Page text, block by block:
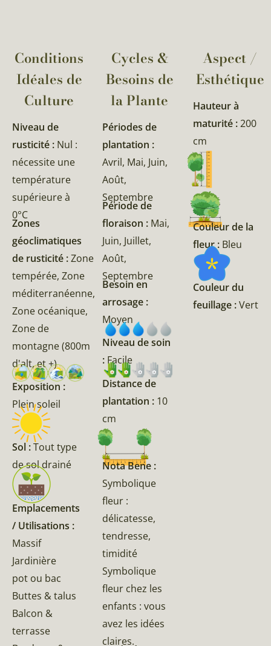
Conditions
Idéales de
Culture
Niveau de
rusticité : Nul :
nécessite une
température
supérieure à
0°C
Zones
géoclimatiques
de rusticité :Zone
tempérée, Zone
méditerranéenne,
Zone océanique,
Zone de
montagne (800m
d'alt, et +)
Exposition :
Plein soleil
Sol :Tout type
de sol drainé
Emplacements
/ Utilisations :
Massif
Jardinière
pot ou bac
Buttes & talus
Balcon &
terrasse
Cycles &
Besoins de
la Plante​
Périodes de
plantation :
Avril, Mai, Juin,
Août,
Septembre
Période de
floraison : Mai,
Juin, Juillet,
Août,
Septembre
Besoin en
arrosage :
Moyen
Niveau de soin
: Facile
Distance de
plantation : 10
cm
Nota Bene :
Symbolique
fleur :
délicatesse,
tendresse,
timidité
Symbolique
fleur chez les
enfants : vous
avez les idées
claires.
Aspect /
Esthétique
Hauteur à
maturité :200
cm
Couleur de la
fleur : Bleu
Couleur du
feuillage :Vert